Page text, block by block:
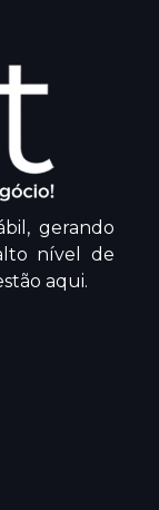
gerando
nível de
aqui.